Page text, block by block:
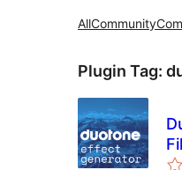
AllCommunity
Plugin Tag: